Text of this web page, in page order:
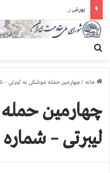
خانه /چهارمین حمله موشكی به لیبرتی –
چهارمین
لیبرتی – شماره 11